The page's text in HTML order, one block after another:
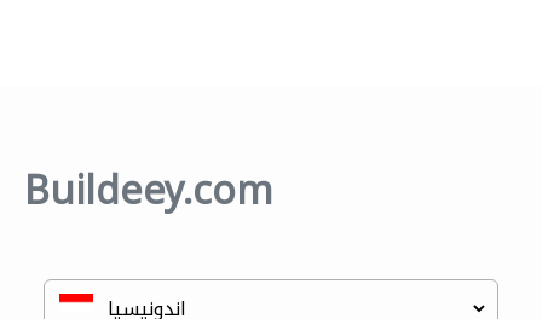
Buildeey.com